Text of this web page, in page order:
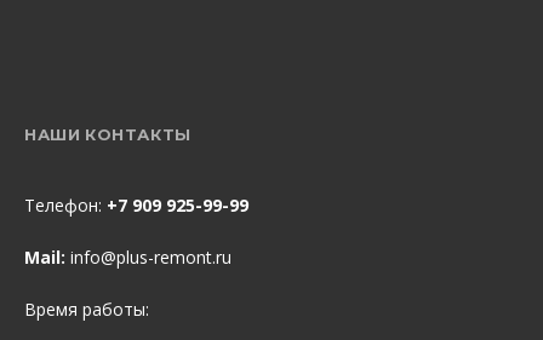
НАШИ КОНТАКТЫ
Телефон: +7 909 925-99-99
Mail: info@plus-remont.ru
Время работы: